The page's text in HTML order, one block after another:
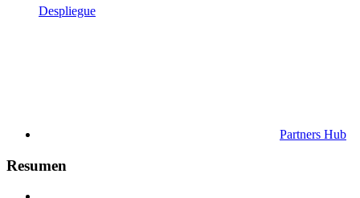
Despliegue
Partners Hub
Resumen